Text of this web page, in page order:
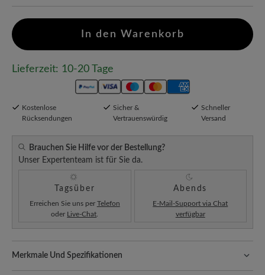
In den Warenkorb
Lieferzeit: 10-20 Tage
Kostenlose
Rücksendungen
Sicher &
Vertrauenswürdig
Schneller
Versand
Brauchen Sie Hilfe vor der Bestellung?
Unser Expertenteam ist für Sie da.
Tagsüber
Erreichen Sie uns per Telefon
oder Live-Chat
Abends
E-Mail-Support via Chat
verfügbar
Merkmale Und Spezifikationen